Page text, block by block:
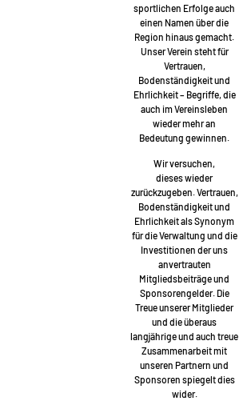
sportlichen Erfolge auch
einen Namen über die
Region hinaus gemacht.
Unser Verein steht für
Vertrauen,
Bodenständigkeit und
Ehrlichkeit – Begriffe, die
auch im Vereinsleben
wieder mehr an
Bedeutung gewinnen.
Wir versuchen,
dieses wieder
zurückzugeben. Vertrauen,
Bodenständigkeit und
Ehrlichkeit als Synonym
für die Verwaltung und die
Investitionen der uns
anvertrauten
Mitgliedsbeiträge und
Sponsorengelder. Die
Treue unserer Mitglieder
und die überaus
langjährige und auch treue
Zusammenarbeit mit
unseren Partnern und
Sponsoren spiegelt dies
wider.